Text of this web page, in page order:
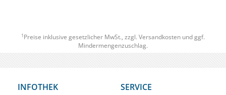
1 Preise inklusive gesetzlicher MwSt., zzgl. Versandkosten und ggf.
Mindermengenzuschlag.
INFOTHEK SERVICE